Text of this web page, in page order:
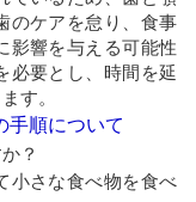
のケアを怠り、食事
影響を与える可能性
必要とし、時間を延
す。
手順について
？
小さな食べ物を食べ